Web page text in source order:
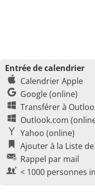
Entrée de calendrier
Calendrier Apple
Google (online)
Transférer à
Outlook.com
Yahoo (online)
Ajouter à la Liste
Rappel par mail
< 1000 personnes